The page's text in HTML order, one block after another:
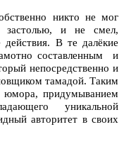
никто не мог
застолью, и не смел,
В те далёкие
составленным и
непосредственно и
тамадой. Таким
юмора, придумыванием
уникальной
авторитет в своих